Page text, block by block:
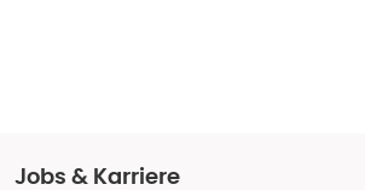
Jobs & Karriere